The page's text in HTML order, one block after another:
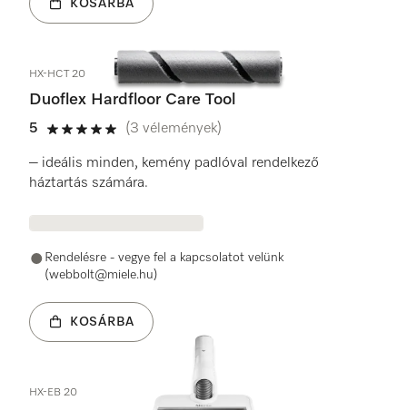
KOSÁRBA
HX-HCT 20
Duoflex Hardfloor Care Tool
5
5 / 5
(3 vélemények)
– ideális minden, kemény padlóval rendelkező
háztartás számára.
Rendelésre - vegye fel a kapcsolatot velünk
(webbolt@miele.hu)
KOSÁRBA
HX-EB 20